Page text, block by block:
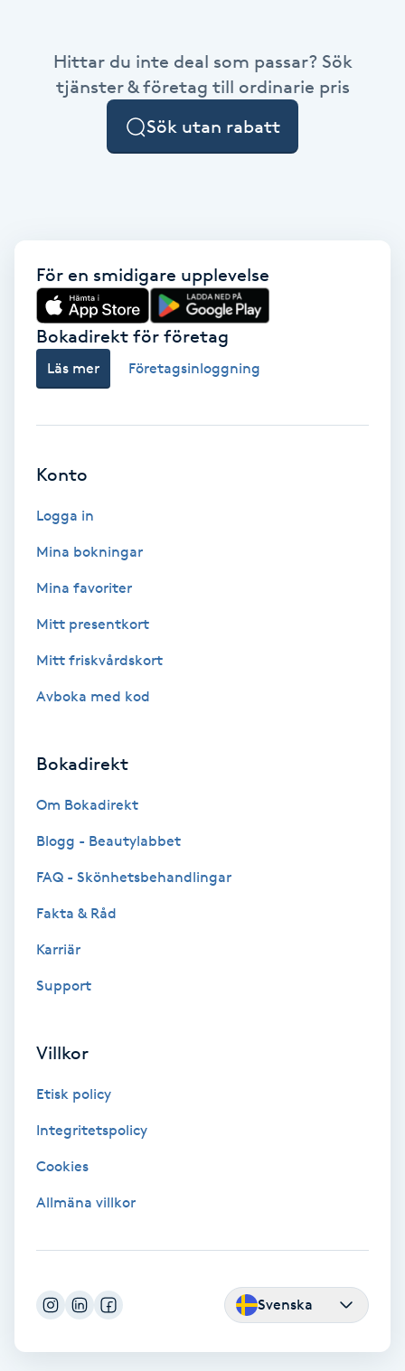
Fransar
Fransborttagning
Fransfärgning
Fransförlängning
Fransförlängning Megavolym
Fransförlängning Volym
Fransk manikyr
Fransrengöring
Frisör
Funktionsanalys
Föning
Gel naglar
Gelenaglar
Gellack
Gellack med förstärkning
Gravidyoga
Hittar du inte deal som passar? Sök
tjänster & företag till ordinarie pris
Sök utan rabatt
För en smidigare upplevelse
Bokadirekt för företag
Läs mer Företagsinloggning
Konto
Logga in
Mina bokningar
Mina favoriter
Mitt presentkort
Mitt friskvårdskort
Avboka med kod
Bokadirekt
Om Bokadirekt
Blogg - Beautylabbet
FAQ - Skönhetsbehandlingar
Fakta & Råd
Karriär
Support
Villkor
Etisk policy
Integritetspolicy
Cookies
Allmäna villkor
Svenska